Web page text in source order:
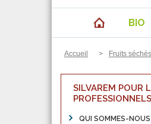
BIO
Accueil > Fruits séchés
SILVAREM POUR
PROFESSIONNELS
QUI SOMMES-NOUS